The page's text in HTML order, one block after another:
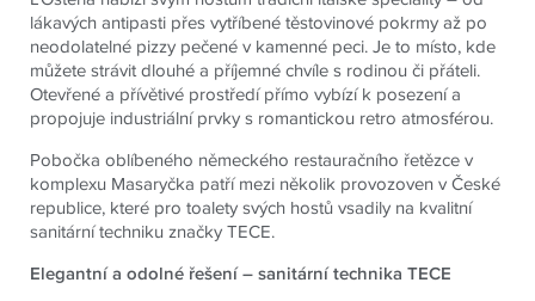
lákavých antipasti přes vytříbené těstovinové pokrmy až po
neodolatelné pizzy pečené v kamenné peci. Je to místo, kde
můžete strávit dlouhé a příjemné chvíle s rodinou či přáteli.
Otevřené a přívětivé prostředí přímo vybízí k posezení a
propojuje industriální prvky s romantickou retro atmosférou.
Pobočka oblíbeného německého restauračního řetězce v
komplexu Masaryčka patří mezi několik provozoven v České
republice, které pro toalety svých hostů vsadily na kvalitní
sanitární techniku značky TECE.
Elegantní a odolné řešení – sanitární technika TECE